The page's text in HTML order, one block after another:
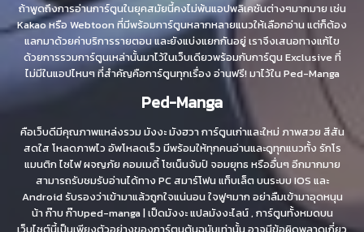
ถ้าพูดถึงการอ่านการ์ตูนในยุคสมัยนี้คงไม่พ้นแอปพลิเคชันต่างๆมากมาย เช่น
Kakao หรือ Webtoon ที่มีพร้อมการ์ตูนหลากหลายแนวให้เลือกอ่าน แต่ก็ต้อง
แลกมาด้วยค่าบริการรายตอน และยังแบ่งแยกกันอยู่ เราจึงเสนอทางแก้ไข
ด้วยการรวมการ์ตูนเหล่านั้นมาไว้ในเว็บเดียวพร้อมกับการ์ตูน Exclusive ที่
ไม่มีในแอปไหนๆ ที่สำคัญคือการ์ตูนทุกเรื่อง อ่านฟรี! มาไว้ใน Ped-Manga
Ped-Manga
คือเว็บดีมีคุณภาพแหล่งรวม มังงะ มังฮวา การ์ตูนเก่าและใหม่ ภาพสวย สีสัน
สดใส โหลดภาพไว อัพโหลดเร็ว มีพร้อมให้ทุกคนอ่านและดูทุกแนวทั้ง รักโร
แมนติก ไซไฟ ผจญภัย คอมเมดี้ โชเน็นจัมป์ จอมยุทธ หรืออื่นๆ อีกมากมาย
สามารถรับชมรับอ่านได้ทาง PC สมาร์โฟน แท็บเล็ต บนระบบ IOS และ
Android รับรองว่าเข้ามาแล้วถูกใจแน่นอน ใจฟูๆมาก อย่าลืมเข้ามาอุดหนุน
น้า ก๊าบ ก๊าบped-manga | เป็ดมังงะ แปลมังงะไลน์ , การ์ตูนทั้งหมดบน